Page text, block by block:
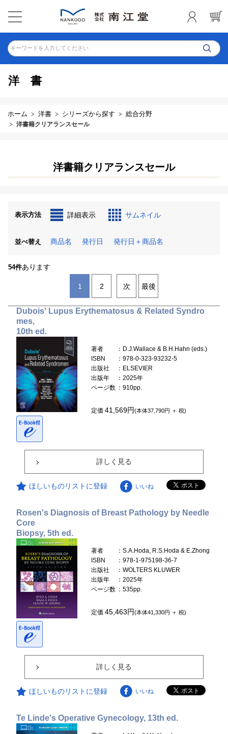
キーワードを入力してください
洋書
ホーム 洋書 シリーズから探す 総合分野
洋書籍クリアランスセール
洋書籍クリアランスセール
表示方法 詳細表示 サムネイル
並べ替え 商品名 発行日 発行日＋商品名
54件あります
1 2 次 最後
Dubois' Lupus Erythematosus & Related Syndro
mes,
10th ed.
著者
：D.J.Wallace & B.H.Hahn (eds.)
ISBN
：978-0-323-93232-5
出版社
：ELSEVIER
出版年
：2025年
ページ数 ：910pp.
定価41,569円(本体37,790円 ＋ 税)
詳しく見る
ほしいものリストに登録 いいね
Rosen's Diagnosis of Breast Pathology by Needle
Core
Biopsy, 5th ed.
著者
：S.A.Hoda, R.S.Hoda & E.Zhong
ISBN
：978-1-975198-36-7
出版社
：WOLTERS KLUWER
出版年
：2025年
ページ数 ：535pp.
定価45,463円(本体41,330円 ＋ 税)
詳しく見る
ほしいものリストに登録 いいね
Te Linde's Operative Gynecology, 13th ed.